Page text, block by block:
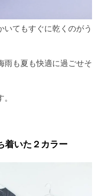
てもすぐに乾くのがう
雨も夏も快適に過ごせそ
着いた２カラー